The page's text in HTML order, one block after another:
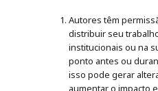
Autores têm
distribuir seu
institucionais ou na
ponto antes ou
isso pode gerar
aumentar o impacto